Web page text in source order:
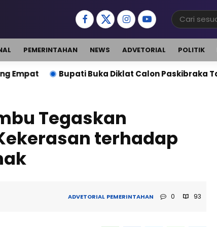
PEMERINTAHAN NEWS ADVETORIAL POLITIK
Buka Diklat Calon Paskibraka Tanah Bumbu
Tegaskan
terhadap
ADVETORIAL PEMERINTAHAN 0 93